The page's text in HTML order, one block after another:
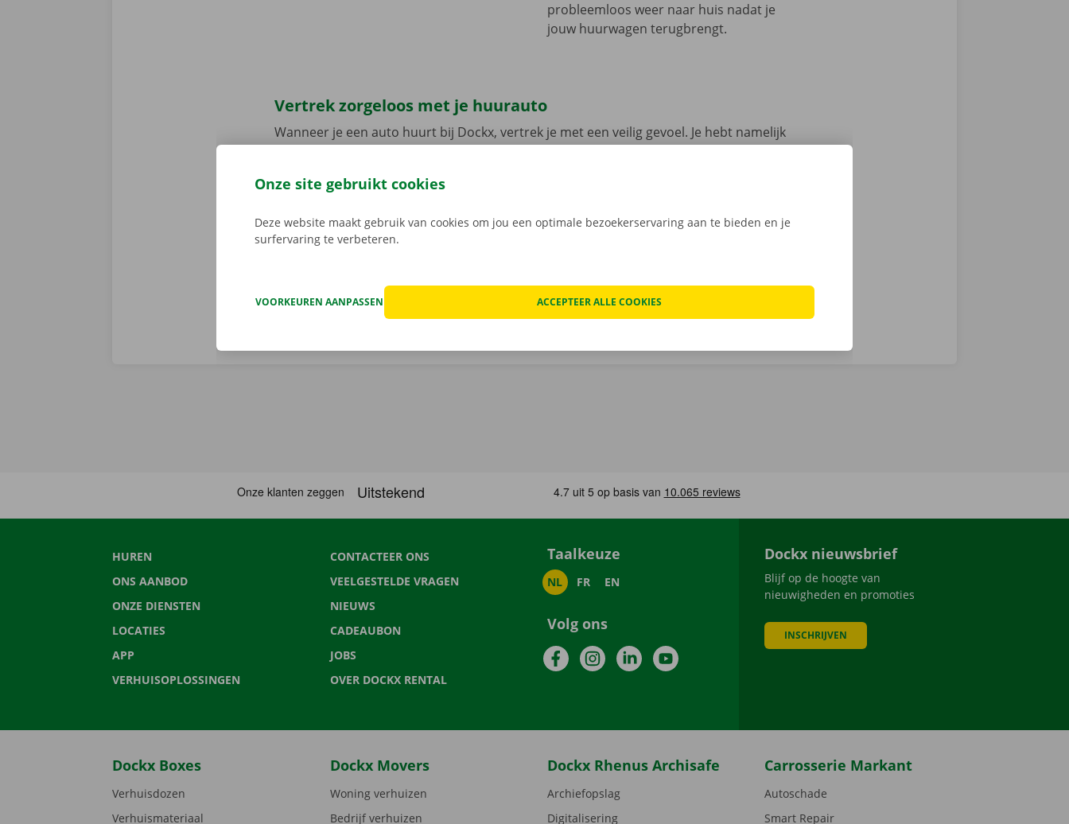
probleemloos weer naar huis nadat je
jouw huurwagen terugbrengt.
Vertrek zorgeloos met je huurauto
Wanneer je een auto huurt bij Dockx, vertrek je met een veilig gevoel. Je hebt namelijk
We brengen de staat van de auto voor vertrek samen in beeld.
HUREN
ONS AANBOD
ONZE DIENSTEN
LOCATIES
APP
VERHUISOPLOSSINGEN
CONTACTEER ONS
VEELGESTELDE VRAGEN
NIEUWS
CADEAUBON
JOBS
OVER DOCKX RENTAL
Taalkeuze
NL FR EN
Volg ons
FacebookInstagramLinkedInYouTube
Dockx nieuwsbrief
Blijf op de hoogte van
nieuwigheden en promoties
INSCHRIJVEN
Dockx Boxes
Verhuisdozen
Verhuismateriaal
Dockx Movers
Woning verhuizen
Bedrijf verhuizen
Dockx Rhenus Archisafe
Archiefopslag
Digitalisering
Carrosserie Markant
Autoschade
Smart Repair
Onze site gebruikt cookies
Deze website maakt gebruik van cookies om jou een optimale bezoekerservaring aan te bieden en je
surfervaring te verbeteren.
VOORKEUREN AANPASSEN ACCEPTEER ALLE COOKIES